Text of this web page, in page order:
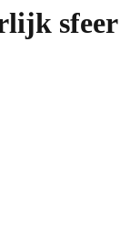
sfeer